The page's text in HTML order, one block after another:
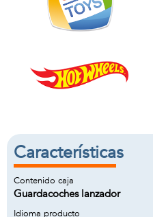
Características
Contenido caja
Guardacoches lanzador
Idioma producto